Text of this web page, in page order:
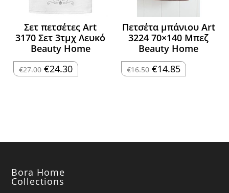
Σετ πετσέτες Art
3170 Σετ 3τμχ Λευκό
Beauty Home
€27.00 Original
price
€24.30Η
τρέχουσα
Πετσέτα μπάνιου Art
3224 70×140 Μπεζ
Beauty Home
€16.50 Original
price
€14.85 Η
τρέχουσα
Bora Home
Collections